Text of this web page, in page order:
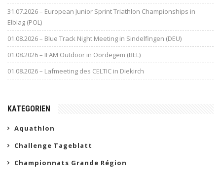
31.07.2026 – European Junior Sprint Triathlon Championships in
Elblag (POL)
01.08.2026 – Blue Track Night Meeting in Sindelfingen (DEU)
01.08.2026 – IFAM Outdoor in Oordegem (BEL)
01.08.2026 – Lafmeeting des CELTIC in Diekirch
KATEGORIEN
Aquathlon
Challenge Tageblatt
Championnats Grande Région